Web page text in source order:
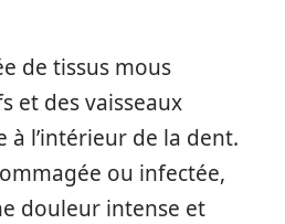
de tissus mous
et des vaisseaux
à l’intérieur de la dent.
ou infectée,
douleur intense et